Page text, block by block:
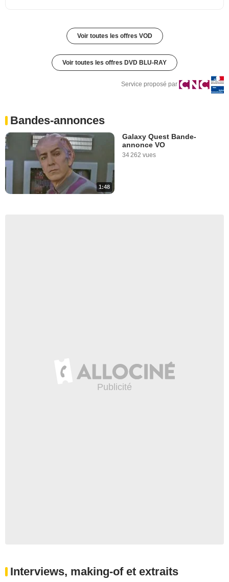
Voir toutes les offres VOD
Voir toutes les offres DVD BLU-RAY
Service proposé par
Bandes-annonces
1:48
Galaxy Quest Bande-
annonce VO
34 262 vues
Interviews, making-of et extraits